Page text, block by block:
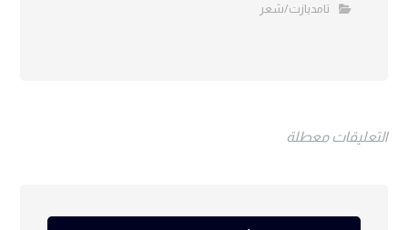
تامديازت/شعر
التعليقات معطلة